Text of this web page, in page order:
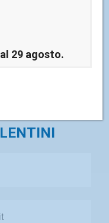
con due sedi.
e riconsegna tramite
29 agosto.